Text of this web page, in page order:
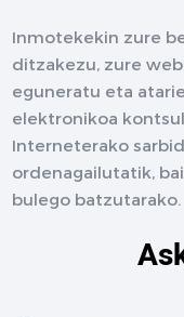
Inmotekekin zure
ditzakezu, zure
eguneratu eta
elektronikoa
Interneterako
ordenagailutatik,
bulego batzutarako.